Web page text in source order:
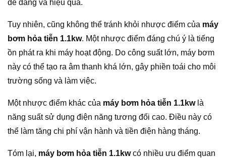
dễ dàng và hiệu quả.
Tuy nhiên, cũng không thể tránh khỏi nhược điểm của máy
bơm hỏa tiễn 1.1kw. Một nhược điểm đáng chú ý là tiếng
ồn phát ra khi máy hoạt động. Do công suất lớn, máy bơm
này có thể tạo ra âm thanh khá lớn, gây phiền toái cho môi
trường sống và làm việc.
Một nhược điểm khác của máy bơm hỏa tiễn 1.1kwlà
năng suất sử dụng điện năng tương đối cao. Điều này có
thể làm tăng chi phí vận hành và tiền điện hàng tháng.
Tóm lại, máy bơm hỏa tiễn 1.1kwcó nhiều ưu điểm quan